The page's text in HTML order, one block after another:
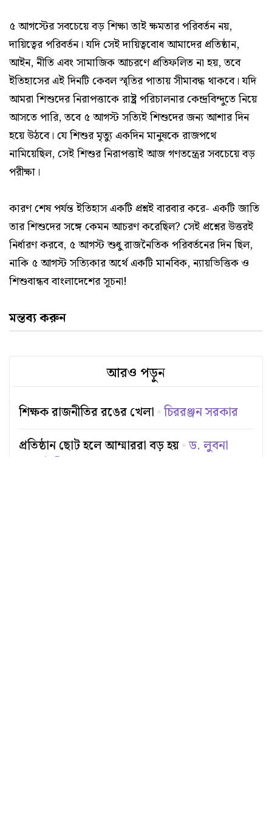
৫ আগস্টের সবচেয়ে বড় শিক্ষা তাই ক্ষমতার পরিবর্তন নয়,
দায়িত্বের পরিবর্তন। যদি সেই দায়িত্ববোধ আমাদের প্রতিষ্ঠান,
আইন, নীতি এবং সামাজিক আচরণে প্রতিফলিত না হয়, তবে
ইতিহাসের এই দিনটি কেবল স্মৃতির পাতায় সীমাবদ্ধ থাকবে। যদি
আমরা শিশুদের নিরাপত্তাকে রাষ্ট্র পরিচালনার কেন্দ্রবিন্দুতে নিয়ে
আসতে পারি, তবে ৫ আগস্ট সত্যিই শিশুদের জন্য আশার দিন
হয়ে উঠবে। যে শিশুর মৃত্যু একদিন মানুষকে রাজপথে
নামিয়েছিল, সেই শিশুর নিরাপত্তাই আজ গণতন্ত্রের সবচেয়ে বড়
পরীক্ষা।
কারণ শেষ পর্যন্ত ইতিহাস একটি প্রশ্নই বারবার করে- একটি জাতি
তার শিশুদের সঙ্গে কেমন আচরণ করেছিল? সেই প্রশ্নের উত্তরই
নির্ধারণ করবে, ৫ আগস্ট শুধু রাজনৈতিক পরিবর্তনের দিন ছিল,
নাকি ৫ আগস্ট সত্যিকার অর্থে একটি মানবিক, ন্যায়ভিত্তিক ও
শিশুবান্ধব বাংলাদেশের সূচনা!
মন্তব্য করুন
আরও পড়ুন
শিক্ষক রাজনীতির রঙের খেলা চিররঞ্জন সরকার
প্রতিষ্ঠান ছোট হলে আম্মাররা বড় হয় ড. লুবনা